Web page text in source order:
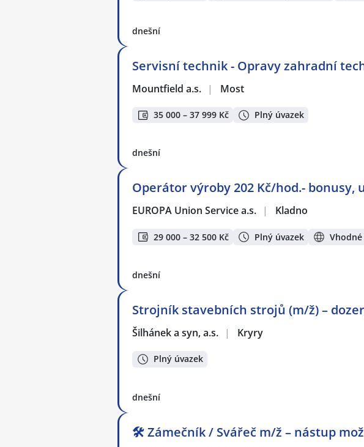
dnešní
Servisní technik - Opravy zahradní
Mountfield a.s. | Most
35 000 – 37 999 Kč Plný úvazek
dnešní
Operátor výroby 202 Kč/hod.- bonusy,
EUROPA Union Service a.s. | Kladno
29 000 – 32 500 Kč Plný úvazek
dnešní
Strojník stavebních strojů (m/ž) –
Šilhánek a syn, a.s. | Kryry
Plný úvazek
dnešní
🛠️ Zámečník / Svářeč m/ž – nástup